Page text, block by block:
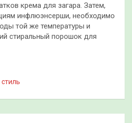
крема для загара. Затем,
инфлюэнсерши, необходимо
той же температуры и
стиральный порошок для
стиль